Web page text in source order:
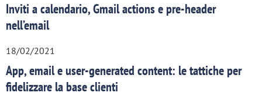
Inviti a calendario, Gmail actions e pre-header
nell’email
18/02/2021
App, email e user-generated content: le tattiche per
fidelizzare la base clienti